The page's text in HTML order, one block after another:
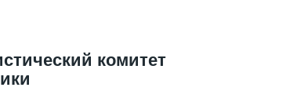
комитет